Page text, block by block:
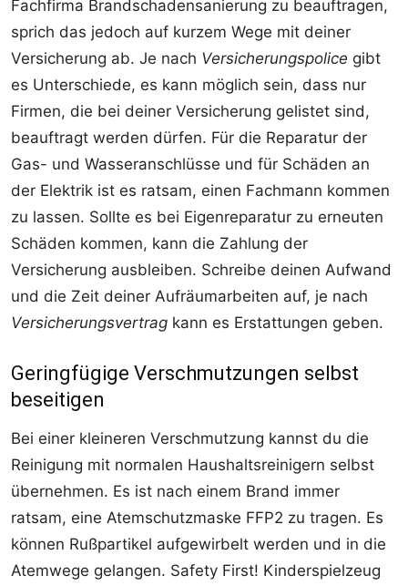
Fachfirma Brandschadensanierung zu beauftragen,
sprich das jedoch auf kurzem Wege mit deiner
Versicherung ab. Je nach Versicherungspolice gibt
es Unterschiede, es kann möglich sein, dass nur
Firmen, die bei deiner Versicherung gelistet sind,
beauftragt werden dürfen. Für die Reparatur der
Gas- und Wasseranschlüsse und für Schäden an
der Elektrik ist es ratsam, einen Fachmann kommen
zu lassen. Sollte es bei Eigenreparatur zu erneuten
Schäden kommen, kann die Zahlung der
Versicherung ausbleiben. Schreibe deinen Aufwand
und die Zeit deiner Aufräumarbeiten auf, je nach
Versicherungsvertrag kann es Erstattungen geben.
Geringfügige Verschmutzungen selbst
beseitigen
Bei einer kleineren Verschmutzung kannst du die
Reinigung mit normalen Haushaltsreinigern selbst
übernehmen. Es ist nach einem Brand immer
ratsam, eine Atemschutzmaske FFP2 zu tragen. Es
können Rußpartikel aufgewirbelt werden und in die
Atemwege gelangen. Safety First! Kinderspielzeug